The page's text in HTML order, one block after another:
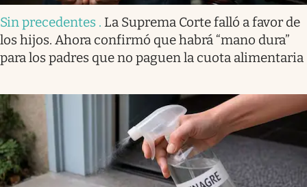
Sin precedentes . La Suprema Corte falló a favor de
los hijos. Ahora confirmó que habrá “mano dura”
para los padres que no paguen la cuota alimentaria